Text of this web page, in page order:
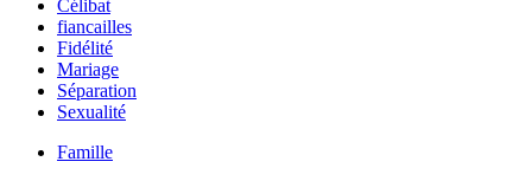
Célibat
fiancailles
Fidélité
Mariage
Séparation
Sexualité
Famille